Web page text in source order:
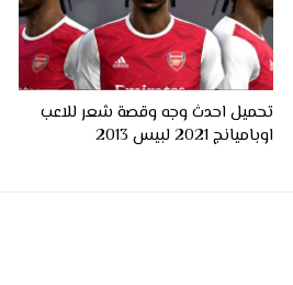
تحميل احدث وجه وقصة شعر للاعب
اوباميانج 2021 لبيس 2013